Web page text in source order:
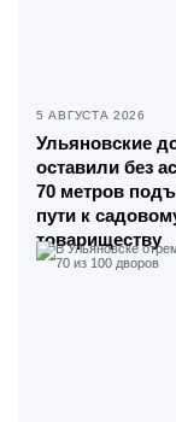
5 АВГУСТА 2026
Ульяновские
оставили без
70 метров
пути к
товариществу